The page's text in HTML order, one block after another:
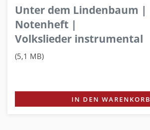
Unter dem Lindenbaum |
Notenheft |
Volkslieder instrumental
(5,1 MB)
IN DEN WARENKORB